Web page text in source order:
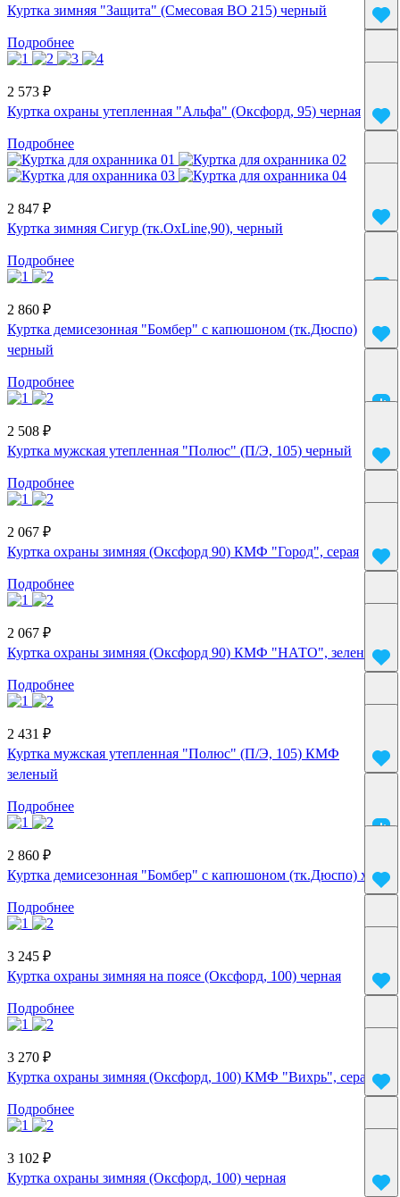
Куртка зимняя "Защита" (Смесовая ВО 215) черный
Подробнее
2 573 ₽
Куртка охраны утепленная "Альфа" (Оксфорд, 95) черная
Подробнее
2 847 ₽
Куртка зимняя Сигур (тк.OxLine,90), черный
Подробнее
2 860 ₽
Куртка демисезонная "Бомбер" с капюшоном (тк.Дюспо)
черный
Подробнее
2 508 ₽
Куртка мужская утепленная "Полюс" (П/Э, 105) черный
Подробнее
2 067 ₽
Куртка охраны зимняя (Оксфорд 90) КМФ "Город", серая
Подробнее
2 067 ₽
Куртка охраны зимняя (Оксфорд 90) КМФ "НАТО", зеленая
Подробнее
2 431 ₽
Куртка мужская утепленная "Полюс" (П/Э, 105) КМФ
зеленый
Подробнее
2 860 ₽
Куртка демисезонная "Бомбер" с капюшоном (тк.Дюспо) хаки
Подробнее
3 245 ₽
Куртка охраны зимняя на поясе (Оксфорд, 100) черная
Подробнее
3 270 ₽
Куртка охраны зимняя (Оксфорд, 100) КМФ "Вихрь", серая
Подробнее
3 102 ₽
Куртка охраны зимняя (Оксфорд, 100) черная